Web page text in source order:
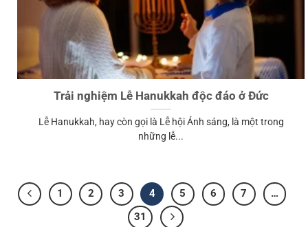
Trải nghiệm Lễ Hanukkah độc đáo ở Đức
Lễ Hanukkah, hay còn gọi là Lễ hội Ánh sáng, là một trong
những lễ...
1 2 3 4 5 6 7
…
31